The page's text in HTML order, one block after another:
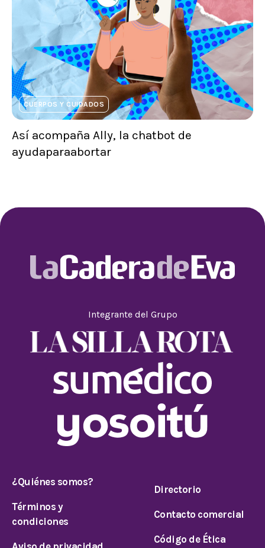
CUERPOS Y CUIDADOS
Así acompaña Ally, la chatbot de
ayudaparaabortar
Integrante del Grupo
¿Quiénes somos?
Términos y
condiciones
Directorio
Contacto comercial
Código de Ética